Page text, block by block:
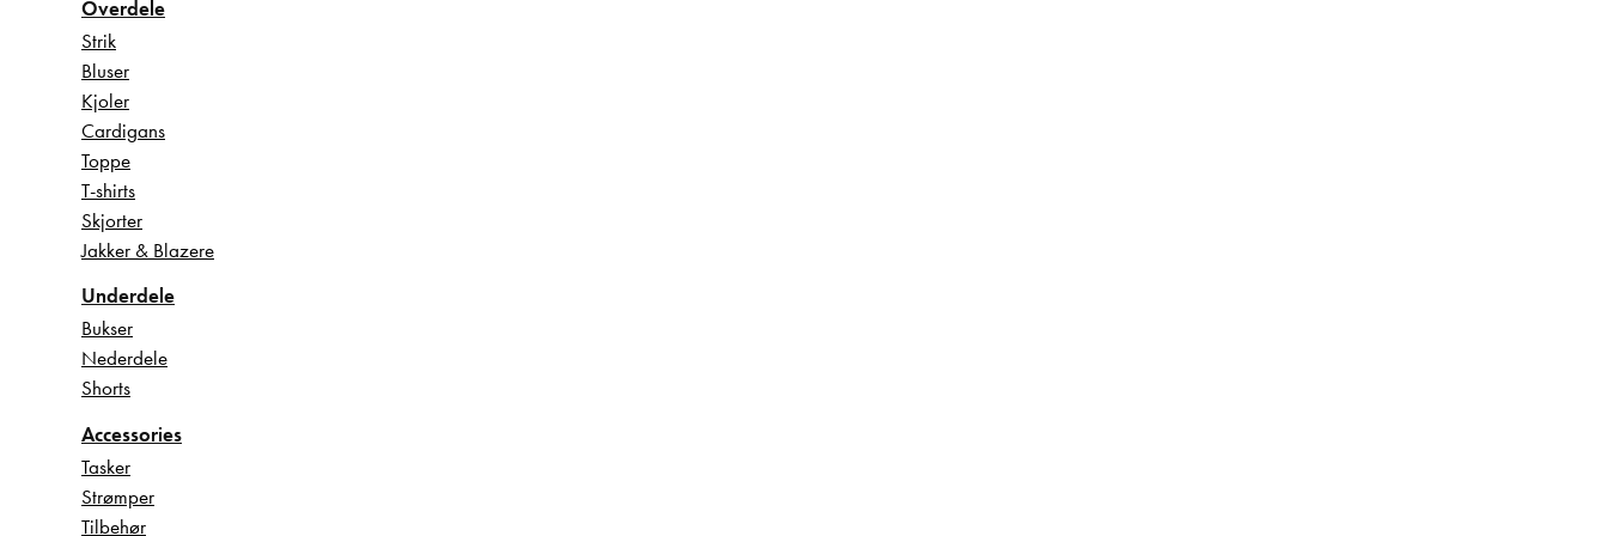
Overdele
Strik
Bluser
Kjoler
Cardigans
Toppe
T-shirts
Skjorter
Jakker & Blazere
Underdele
Bukser
Nederdele
Shorts
Accessories
Tasker
Strømper
Tilbehør